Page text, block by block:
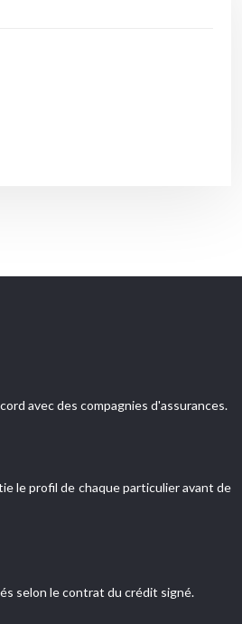
avec des compagnies d'assurances.
le profil de chaque particulier avant de
selon le contrat du crédit signé.